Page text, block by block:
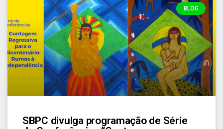
BLOG
SBPC divulga programação de Série